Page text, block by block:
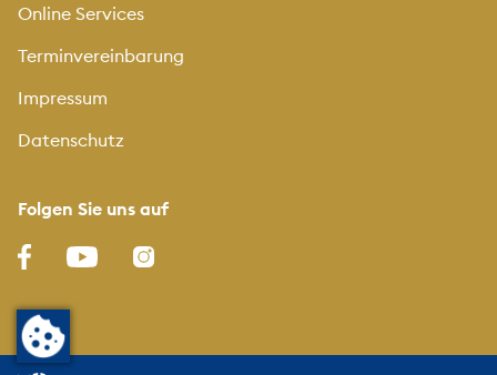
Online Services
Terminvereinbarung
Impressum
Datenschutz
Folgen Sie uns auf